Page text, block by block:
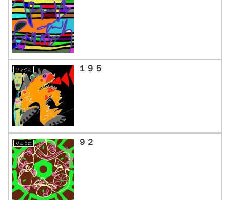
りょうた １９５
りょうた ９２